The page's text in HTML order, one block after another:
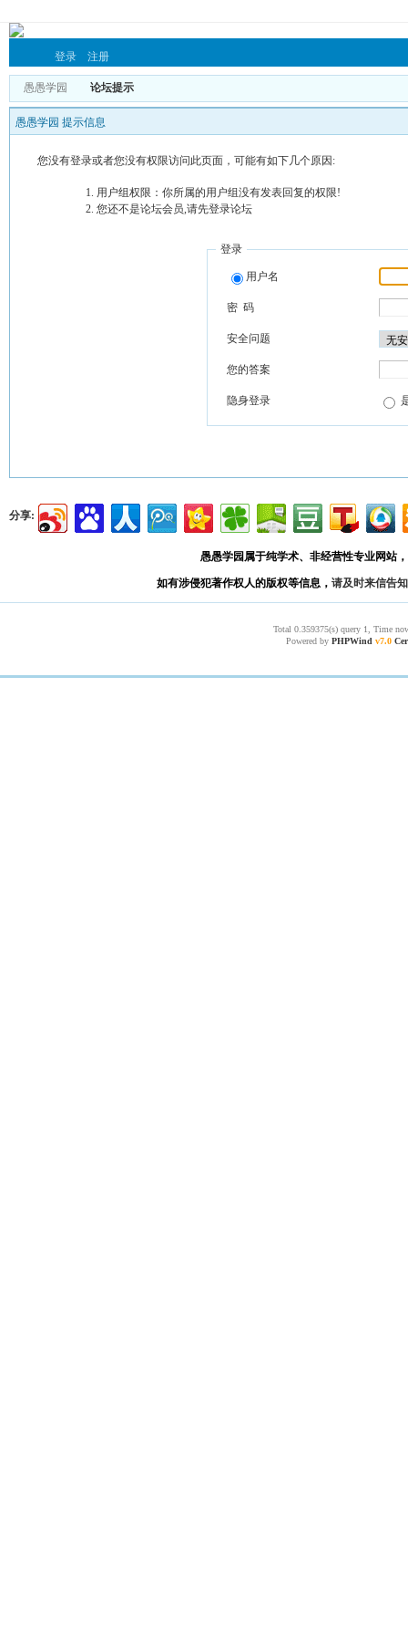
登录 注册
愚愚学园 论坛提示
愚愚学园 提示信息
您没有登录或者您没有权限访问此页面，可能有如下几个原因:
用户组权限：你所属的用户组没有发表回复的权限!
您还不是论坛会员,请先登录论坛
登录
用户名
密 码
安全问题
您的答案
隐身登录
分享:
愚愚学园属于纯学术、非经营性专业网站
如有涉侵犯著作权人的版权等信息， 请及时来信告知
Total 0.359375(s) query 1, Time
Powered by PHPWind v7.0